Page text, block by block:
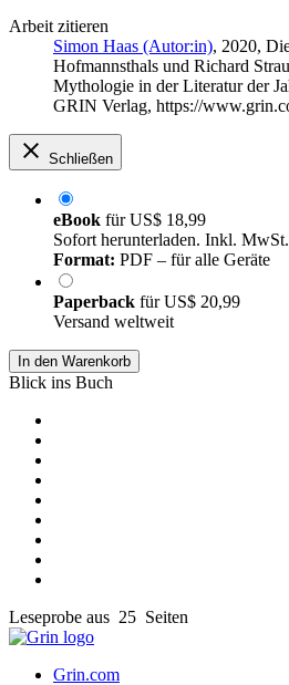
Arbeit zitieren
Simon Haas (Autor:in), 2020,
Hofmannsthals und Richard
Mythologie in der Literatur der
GRIN Verlag, https://
Schließen
eBook fürUS$ 18,99
Sofort herunterladen. Inkl. MwSt.
Format: PDF – für alle Geräte
Paperback fürUS$ 20,99
Versand weltweit
In den Warenkorb
Blick ins Buch
Leseprobe aus 25 Seiten
Grin.com